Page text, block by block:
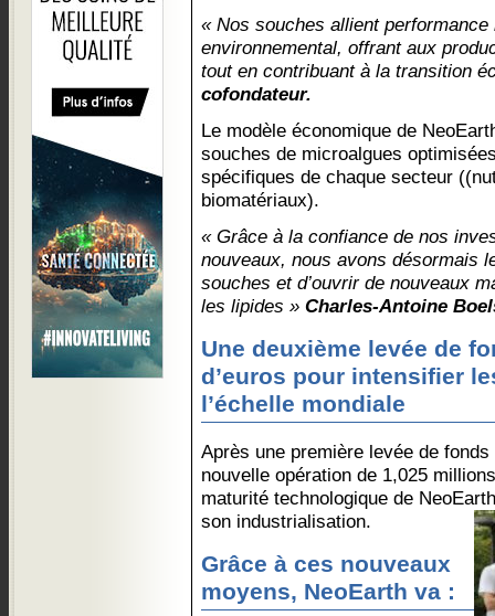
« Nos souches allient
environnemental, offrant aux
tout en contribuant à la transition
cofondateur.
Le modèle économique de
souches de microalgues
spécifiques de chaque secteur
biomatériaux).
« Grâce à la confiance de nos
nouveaux, nous avons désormais
souches et d’ouvrir de nouveaux
les lipides » Charles-Antoine
Une deuxième levée de
d’euros pour intensifier
l’échelle mondiale
Après une première levée de
nouvelle opération de 1,025
maturité technologique de
son industrialisation.
Grâce à ces nouveaux
moyens, NeoEarth va :